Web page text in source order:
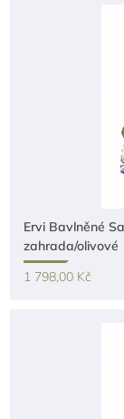
Ervi Bavlněné
zahrada/olivové
1 798,00 Kč